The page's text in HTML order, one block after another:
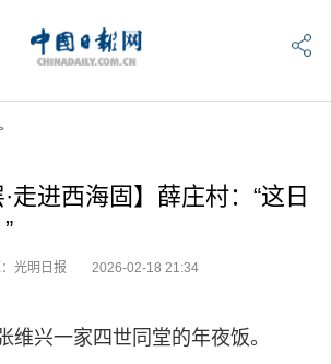
·走进西海固】薛庄村：“这日
光明日报 2026-02-18 21:34
维兴一家四世同堂的年夜饭。